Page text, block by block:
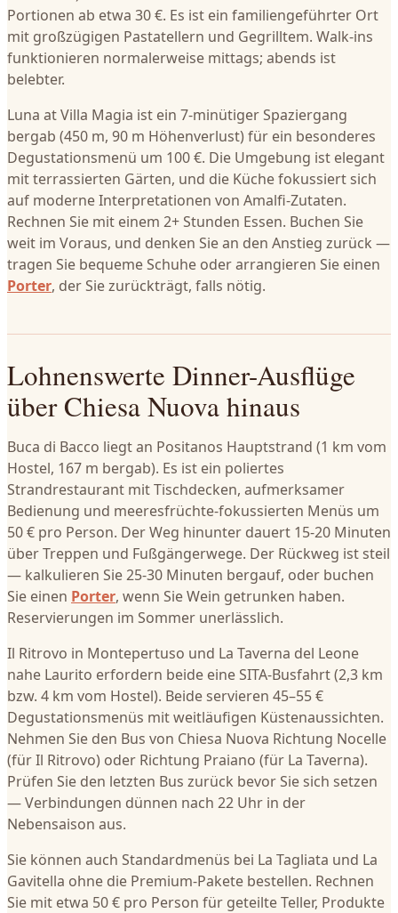
Portionen ab etwa 30 €. Es ist ein familiengeführter Ort
mit großzügigen Pastatellern und Gegrilltem. Walk-ins
funktionieren normalerweise mittags; abends ist
belebter.
Luna at Villa Magia ist ein 7-minütiger Spaziergang
bergab (450 m, 90 m Höhenverlust) für ein besonderes
Degustationsmenü um 100 €. Die Umgebung ist elegant
mit terrassierten Gärten, und die Küche fokussiert sich
auf moderne Interpretationen von Amalfi-Zutaten.
Rechnen Sie mit einem 2+ Stunden Essen. Buchen Sie
weit im Voraus, und denken Sie an den Anstieg zurück —
tragen Sie bequeme Schuhe oder arrangieren Sie einen
Porter, der Sie zurückträgt, falls nötig.
Lohnenswerte Dinner-Ausflüge
über Chiesa Nuova hinaus
Buca di Bacco liegt an Positanos Hauptstrand (1 km vom
Hostel, 167 m bergab). Es ist ein poliertes
Strandrestaurant mit Tischdecken, aufmerksamer
Bedienung und meeresfrüchte-fokussierten Menüs um
50 € pro Person. Der Weg hinunter dauert 15-20 Minuten
über Treppen und Fußgängerwege. Der Rückweg ist steil
— kalkulieren Sie 25-30 Minuten bergauf, oder buchen
Sie einen Porter, wenn Sie Wein getrunken haben.
Reservierungen im Sommer unerlässlich.
Il Ritrovo in Montepertuso und La Taverna del Leone
nahe Laurito erfordern beide eine SITA-Busfahrt (2,3 km
bzw. 4 km vom Hostel). Beide servieren 45–55 €
Degustationsmenüs mit weitläufigen Küstenaussichten.
Nehmen Sie den Bus von Chiesa Nuova Richtung Nocelle
(für Il Ritrovo) oder Richtung Praiano (für La Taverna).
Prüfen Sie den letzten Bus zurück bevor Sie sich setzen
— Verbindungen dünnen nach 22 Uhr in der
Nebensaison aus.
Sie können auch Standardmenüs bei La Tagliata und La
Gavitella ohne die Premium-Pakete bestellen. Rechnen
Sie mit etwa 50 € pro Person für geteilte Teller, Produkte